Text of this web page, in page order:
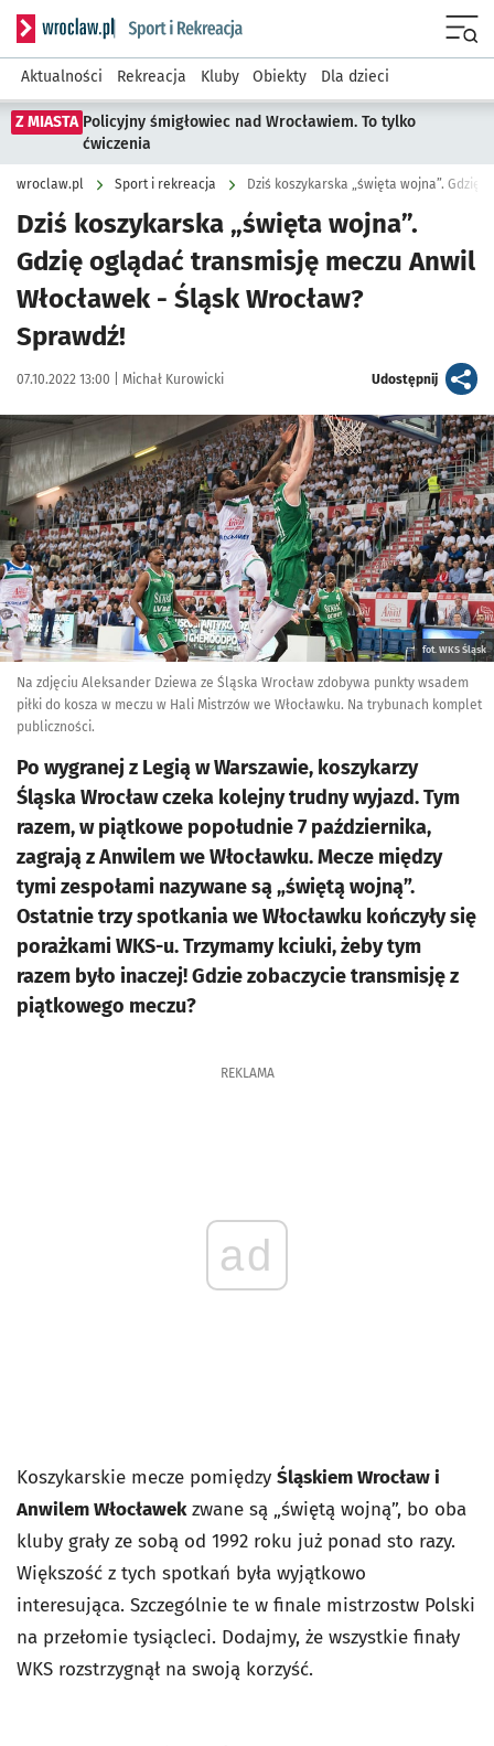
Serwis informacyjny wroclaw.pl podserwis: Sport i rekreacja
Aktualności Rekreacja Kluby Obiekty Dla dzieci
Z MIASTA Policyjny śmigłowiec nad Wrocławiem. To tylko
ćwiczenia
wroclaw.pl Sport i rekreacja
Dziś koszykarska „święta wojna”.
Gdzię oglądać transmisję meczu Anwil
Włocławek - Śląsk Wrocław?
Sprawdź!
Data publikacji:
07.10.2022 13:00 | Autor:
Michał Kurowicki Udostępnijartykuł
Kliknij, aby powiększyć
fot. WKS Śląsk
Na zdjęciu Aleksander Dziewa ze Śląska Wrocław zdobywa punkty wsadem
piłki do kosza w meczu w Hali Mistrzów we Włocławku. Na trybunach komplet
publiczności.
Po wygranej z Legią w Warszawie, koszykarzy
Śląska Wrocław czeka kolejny trudny wyjazd. Tym
razem, w piątkowe popołudnie 7 października,
zagrają z Anwilem we Włocławku. Mecze między
tymi zespołami nazywane są „świętą wojną”.
Ostatnie trzy spotkania we Włocławku kończyły się
porażkami WKS-u. Trzymamy kciuki, żeby tym
razem było inaczej! Gdzie zobaczycie transmisję z
piątkowego meczu?
REKLAMA
ad
Koszykarskie mecze pomiędzy Śląskiem Wrocław i
Anwilem Włocławekzwane są „świętą wojną”, bo oba
kluby grały ze sobą od 1992 roku już ponad sto razy.
Większość z tych spotkań była wyjątkowo
interesująca. Szczególnie te w finale mistrzostw Polski
na przełomie tysiącleci. Dodajmy, że wszystkie finały
WKS rozstrzygnął na swoją korzyść.